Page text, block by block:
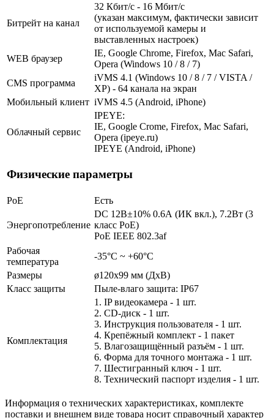
Битрейт на канал
32 Кбит/с - 16 Мбит/с
(указан максимум, фактически зависит
от используемой камеры и
выставленных настроек)
WEB браузер
IE, Google Chrome, Firefox, Mac Safari,
Opera (Windows 10 / 8 / 7)
CMS программа
iVMS 4.1 (Windows 10 / 8 / 7 / VISTA /
XP) - 64 канала на экран
Мобильный клиент iVMS 4.5 (Android, iPhone)
Облачный сервис
IPEYE:
IE, Google Crome, Firefox, Mac Safari,
Opera (ipeye.ru)
IPEYE (Android, iPhone)
Физические параметры
PoE Есть
Энергопотребление
DC 12В±10% 0.6А (ИК вкл.), 7.2Вт (3
класс PoE)
PoE IEEE 802.3af
Рабочая
температура
-35°С ~ +60°С
Размеры
ø120x99 мм (ДхВ)
Класс защиты
Пыле-влаго защита: IP67
Комплектация
1. IP видеокамера - 1 шт.
2. СD-диск - 1 шт.
3. Инструкция пользователя - 1 шт.
4. Крепёжный комплект - 1 пакет
5. Влагозащищённый разъём - 1 шт.
6. Форма для точного монтажа - 1 шт.
7. Шестигранный ключ - 1 шт.
8. Технический паспорт изделия - 1 шт.
Информация о технических характеристиках, комплекте
поставки и внешнем виде товара носит справочный характер